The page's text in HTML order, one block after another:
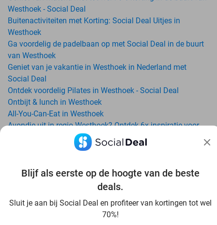
Blijf als eerste op de hoogte van de beste
deals.
Sluit je aan bij Social Deal en profiteer van kortingen tot wel
70%!
Westhoek - Social Deal
Buitenactiviteiten met Korting: Social Deal Uitjes in
Westhoek
Ga voordelig de padelbaan op met Social Deal in de buurt
van Westhoek
Geniet van je vakantie in Westhoek in Nederland met
Social Deal
Ontdek voordelig Pilates in Westhoek - Social Deal
Ontbijt & lunch in Westhoek
All-You-Can-Eat in Westhoek
Avondje uit in regio Westhoek? Ontdek 6x inspiratie voor
een onvergetelijke avond
Bellewaerde Aquapark: zoveel zwemplezier, da’s nie
Date ideeën voor Westhoek en omgeving: ontdek 16 tips
de beste dierentuin van Europa
Ontdek de beste restaurants in Westhoek via Social Deal